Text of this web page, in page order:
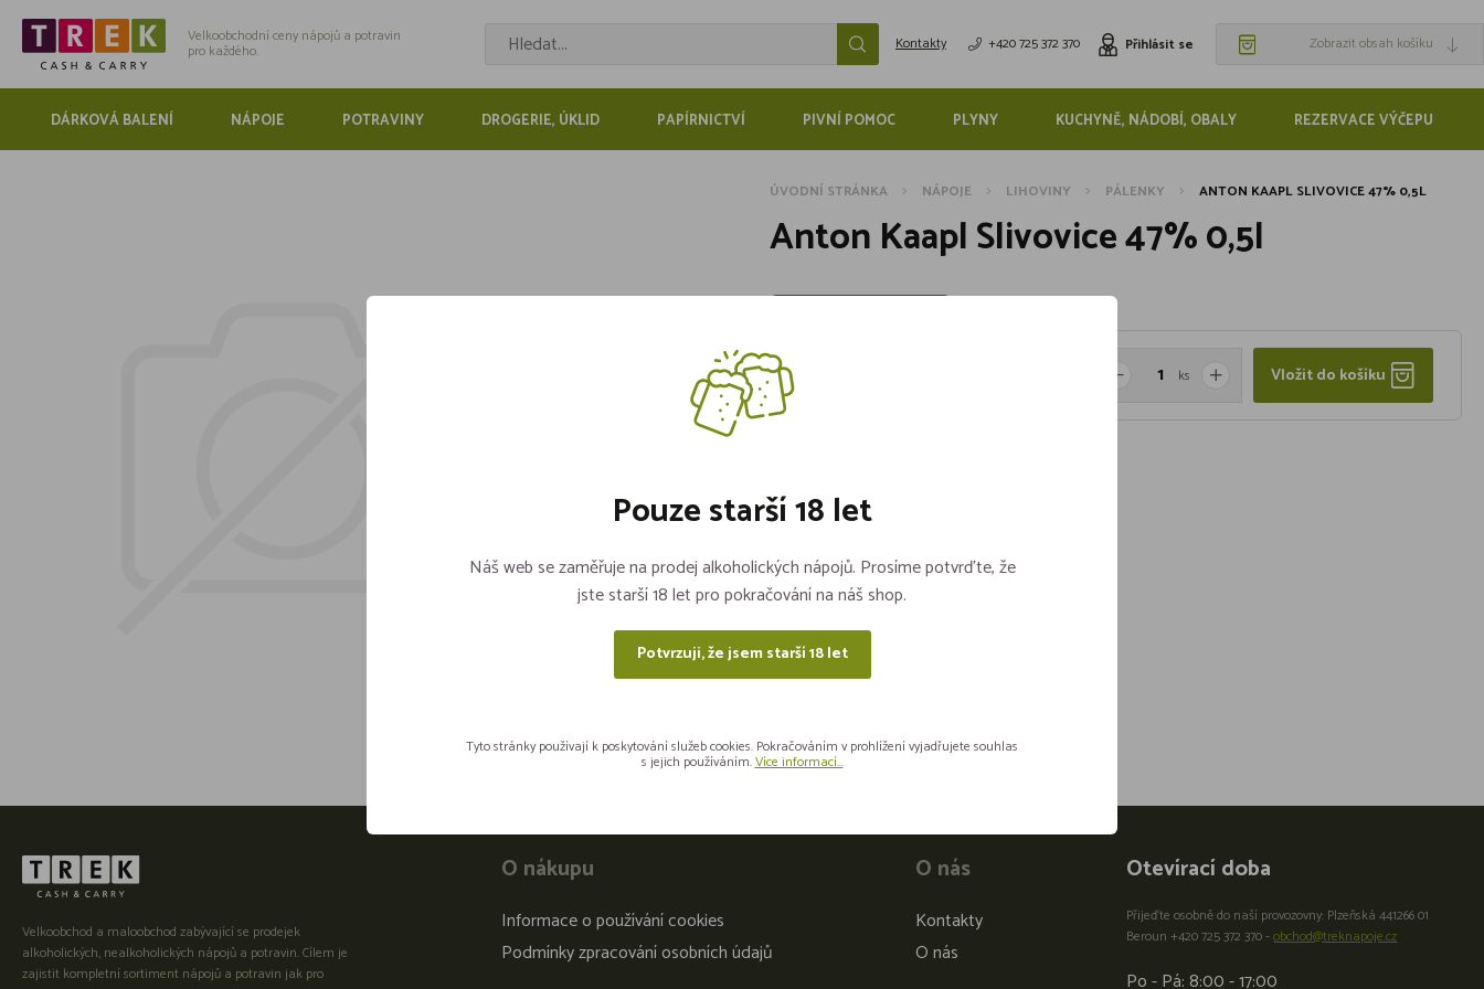
Velkoobchodní ceny nápojů a potravin
pro každého. Kontakty +420 725 372 370 Přihlásit se Zobrazit obsah košíku
DÁRKOVÁ BALENÍ NÁPOJE POTRAVINY DROGERIE, ÚKLID PAPÍRNICTVÍ PIVNÍ POMOC PLYNY KUCHYNĚ, NÁDOBÍ, OBALY REZERVACE VÝČEPU
ÚVODNÍ STRÁNKA NÁPOJE LIHOVINY PÁLENKY ANTON KAAPL SLIVOVICE 47% 0,5L
Anton Kaapl Slivovice 47% 0,5l
549,- ks Vložit do košíku
Sdílejte na sítích
Velkoobchod a maloobchod zabývající se prodejek
alkoholických, nealkoholických nápojů a potravin. Cílem je
zajistit kompletní sortiment nápojů a potravin jak pro
O nákupu
Informace o používání cookies
Podmínky zpracování osobních údajů
O nás
Kontakty
O nás
Otevírací doba
Přijeďte osobně do naší provozovny: Plzeňská 441266 01
Beroun +420 725 372 370 -obchod@treknapoje.cz
Po - Pá: 8:00 - 17:00
Pouze starší 18 let
Náš web se zaměřuje na prodej alkoholických nápojů. Prosíme potvrďte, že
jste starší 18 let pro pokračování na náš shop.
Potvrzuji, že jsem starší 18 let
Tyto stránky používají k poskytování služeb cookies. Pokračováním v prohlížení vyjadřujete souhlas
s jejich používáním.Více informací...